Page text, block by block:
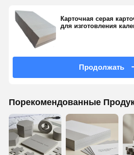
Карточная серая
для изготовления
Продолжать
Порекомендованные